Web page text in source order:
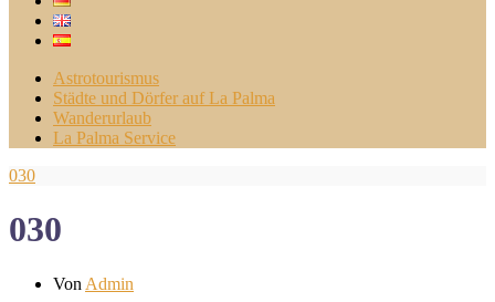
Astrotourismus
Städte und Dörfer auf La Palma
Wanderurlaub
La Palma Service
030
030
Von Admin